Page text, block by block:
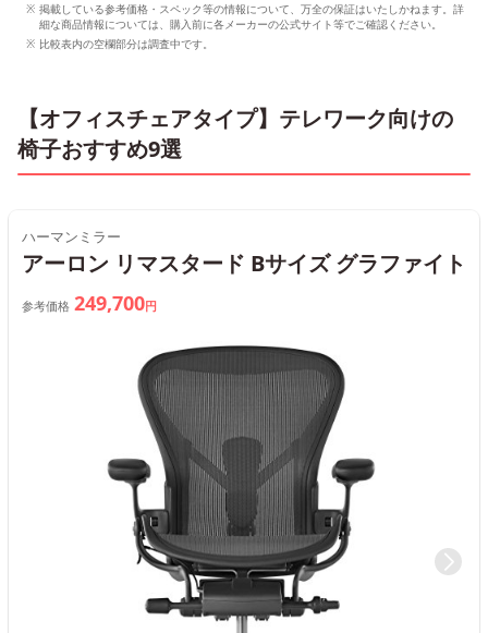
掲載している参考価格・スペック等の情報について、万全の保証はいたしかねます。詳
細な商品情報については、購入前に各メーカーの公式サイト等でご確認ください。
比較表内の空欄部分は調査中です。
【オフィスチェアタイプ】テレワーク向けの
椅子おすすめ9選
ハーマンミラー
アーロン リマスタード Bサイズ グラファイト
参考価格 249,700円